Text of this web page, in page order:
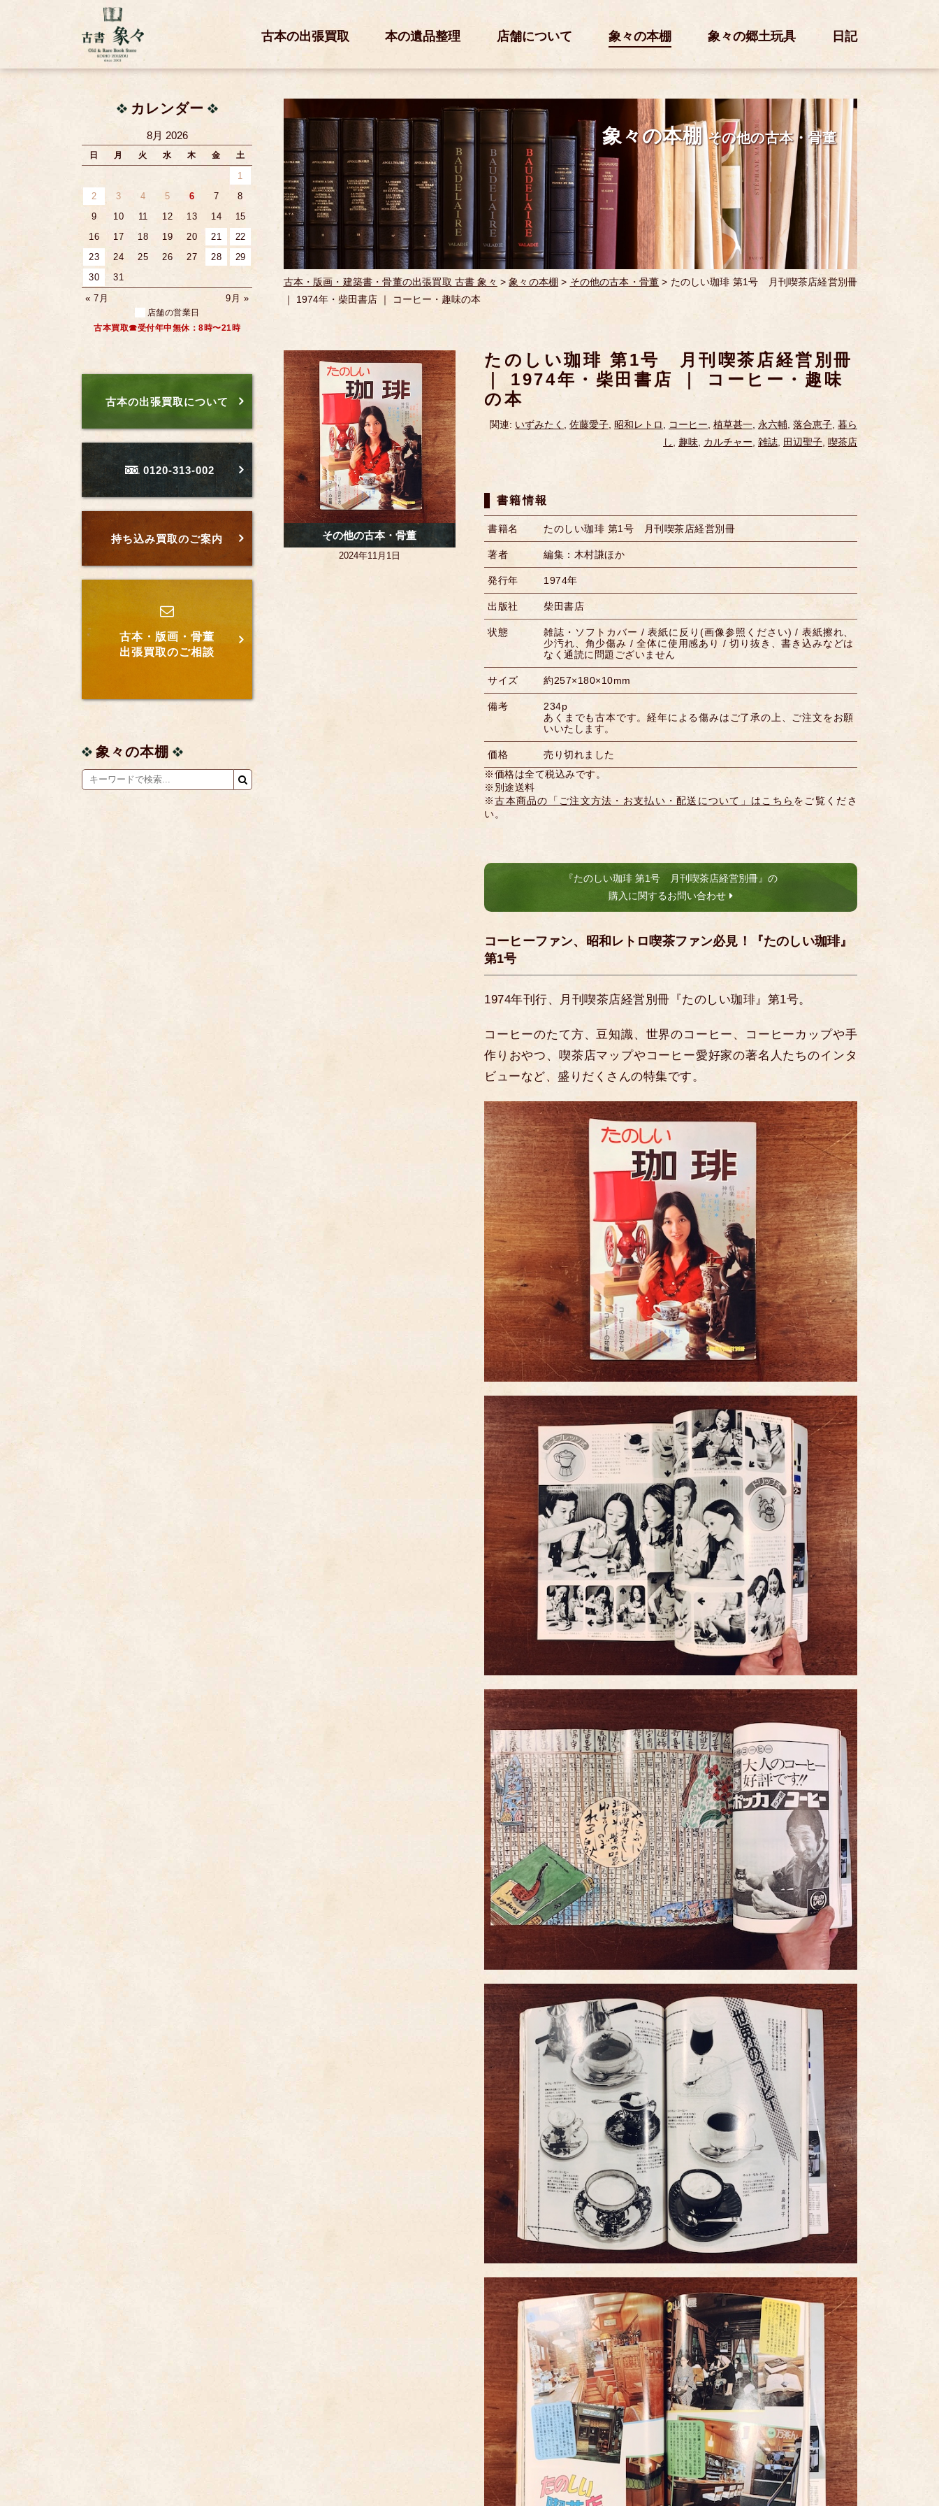
古本の出張買取 本の遺品整理 店舗について 象々の本棚 象々の郷土玩具 日記
象々の本棚その他の古本・骨董
古本・版画・建築書・骨董の出張買取 古書 象々 >象々の本棚 > その他の古本・骨董 > たのしい珈琲 第1号 月刊喫茶店経営別冊
｜ 1974年・柴田書店 ｜ コーヒー・趣味の本
たのしい珈琲 第1号 月刊喫茶店経営別冊
｜ 1974年・柴田書店 ｜ コーヒー・趣味
の本
関連: いずみたく , 佐藤愛子, 昭和レトロ, コーヒー, 植草甚一, 永六輔, 落合恵子, 暮ら
し, 趣味, カルチャー, 雑誌, 田辺聖子, 喫茶店
書籍情報
書籍名 たのしい珈琲 第1号 月刊喫茶店経営別冊
著者 編集：木村謙ほか
発行年 1974年
出版社 柴田書店
状態
雑誌・ソフトカバー / 表紙に反り(画像参照ください) / 表紙擦れ、
少汚れ、角少傷み / 全体に使用感あり / 切り抜き、書き込みなどは
なく通読に問題ございません
サイズ 約257×180×10mm
備考
234p
あくまでも古本です。経年による傷みはご了承の上、ご注文をお願
いいたします。
価格
売り切れました
※価格は全て税込みです。
※別途送料
※古本商品の「ご注文方法・お支払い・配送について」はこちら をご覧くださ
い。
『たのしい珈琲 第1号 月刊喫茶店経営別冊』の
購入に関するお問い合わせ
コーヒーファン、昭和レトロ喫茶ファン必見！『たのしい珈琲』
第1号
1974年刊行、月刊喫茶店経営別冊『たのしい珈琲』第1号。
コーヒーのたて方、豆知識、世界のコーヒー、コーヒーカップや手
作りおやつ、喫茶店マップやコーヒー愛好家の著名人たちのインタ
ビューなど、盛りだくさんの特集です。
その他の古本・骨董
2024年11月1日
カレンダー
8月 2026
日 月 火 水 木 金 土
1
2
3 4 5 6 7
8
9
10 11 12 13 14
15
16
17 18 19 20 21
22
23
24 25 26 27 28
29
30
31
« 7月
9月 »
店舗の営業日
古本買取☎受付年中無休：8時〜21時
古本の出張買取について
0120-313-002
持ち込み買取のご案内
古本・版画・骨董
出張買取のご相談
象々の本棚